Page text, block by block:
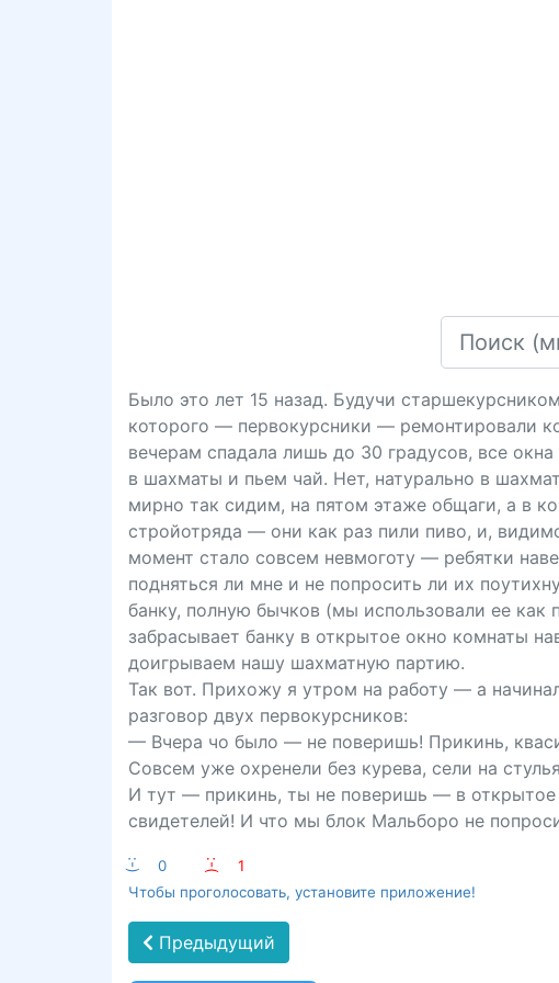
Было это лет 15 назад. Будучи
которого — первокурсники — ремонтировали
вечерам спадала лишь до 30 градусов, все
в шахматы и пьем чай. Нет, натурально в
мирно так сидим, на пятом этаже общаги, а в
стройотряда — они как раз пили пиво, и,
момент стало совсем невмоготу — ребятки
подняться ли мне и не попросить ли их
банку, полную бычков (мы использовали ее как
забрасывает банку в открытое окно комнаты
доигрываем нашу шахматную партию.
Так вот. Прихожу я утром на работу — а
разговор двух первокурсников:
— Вчера чо было — не поверишь! Прикинь,
Совсем уже охренели без курева, сели на
И тут — прикинь, ты не поверишь — в открытое
свидетелей! И что мы блок Мальборо не
:-) 0 :-(
1
Чтобы проголосовать, установите приложение!
Предыдущий